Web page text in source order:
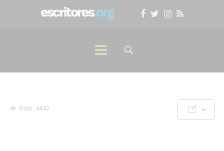
Visto: 4442